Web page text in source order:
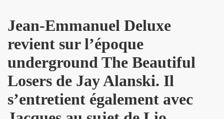
Jean-Emmanuel Deluxe
revient sur l’époque
underground The Beautiful
Losers de Jay Alanski. Il
s’entretient également avec
MONDE" au Forum de Liege (27 septembre 2008).
2008) : photos dans les coulisses des concerts.
le 8 septembre 2008.
le 30 mai 2008.
et MARIE FRANCE le 20 fevrier 2008 au CENTRE